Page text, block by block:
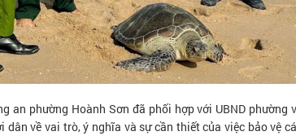
an phường Hoành Sơn đã phối hợp với UBND
dân về vai trò, ý nghĩa và sự cần thiết của việc bảo vệ